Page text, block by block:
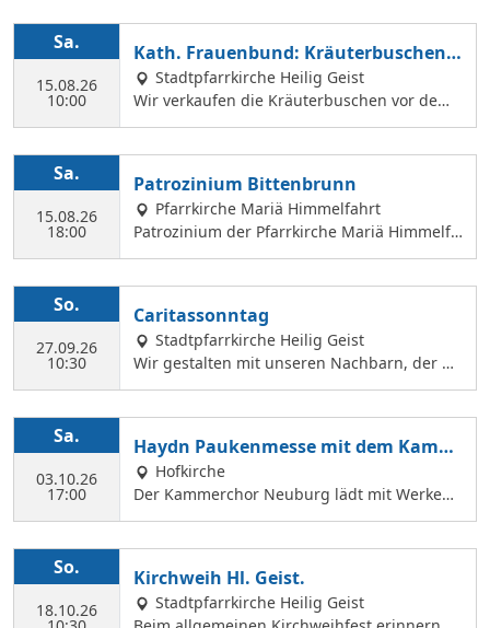
Sa.
15.08.26
10:00
Kath. Frauenbund: Kräuterbuschen V
erkauf
Stadtpfarrkirche Heilig Geist
Wir verkaufen die Kräuterbuschen vor dem
Festgottesdienst in der Hl. Geist Kirche.
Sa.
15.08.26
18:00
Patrozinium Bittenbrunn
Pfarrkirche Mariä Himmelfahrt
Patrozinium der Pfarrkirche Mariä Himmelfa
hrt in Bittenbrunn Um 18:00 Uhr Festgottesd
Gestaltung durch den Kirchenchor Laetare, l
eckere Speisen, Fassbier und Weinbar. Kind
erprogramm Wir freuen uns auf dich!
So.
27.09.26
10:30
Caritassonntag
Stadtpfarrkirche Heilig Geist
Wir gestalten mit unseren Nachbarn, der Ca
ritasstation den Gottesdienst.
Sa.
03.10.26
17:00
Haydn Paukenmesse mit dem Kamm
erchor
Hofkirche
Der Kammerchor Neuburg lädt mit Werken
von Josef Haydn zum Konzert in der Hofkirch
ese Hob. XXIIIc:2 KAMMERCHOR NEUBURG S
olisten: KATHARINA WITTMANN Sopran JUDI
So.
18.10.26
Kirchweih Hl. Geist.
Stadtpfarrkirche Heilig Geist